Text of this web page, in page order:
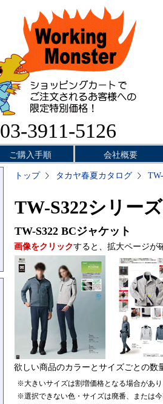
03-3911-5126
ご購入手順 会社概要
トップ タカヤ春夏カタログ
TW-S322シリーズ
TW-S322 BCジャケット
画像をクリックすると、拡大ページが
欲しい商品のカラーとサイズごとの数
※大きいサイズは割増価格となる場合があ
※選択できない色・サイズは廃番、または